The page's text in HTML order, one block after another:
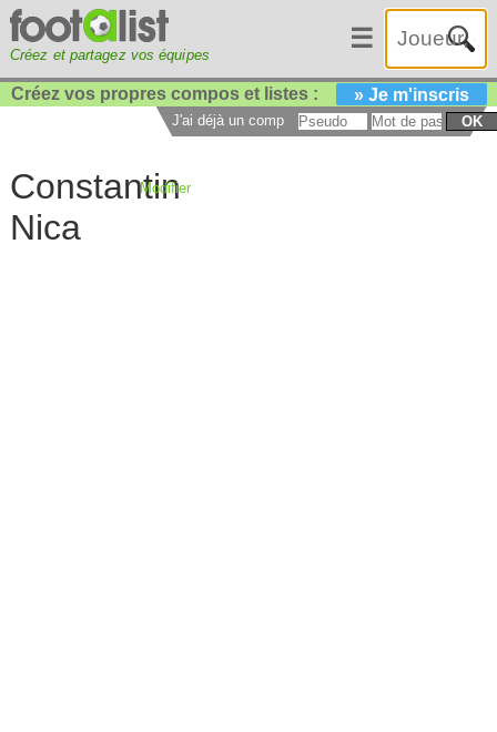
Créez et partagez vos équipes
☰
Créez vos propres compos et listes : » Je m'inscris
J'ai déjà un compte : OK
Constantin
Nica
Modifier